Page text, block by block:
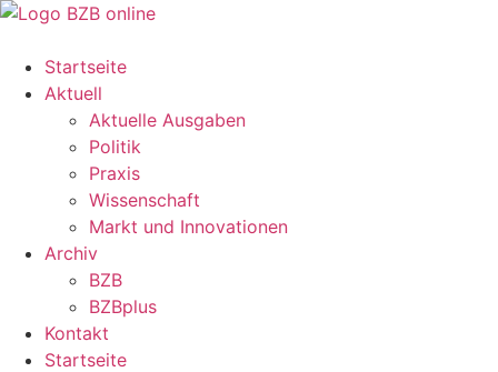
Startseite
Aktuell
Aktuelle Ausgaben
Politik
Praxis
Wissenschaft
Markt und Innovationen
Archiv
BZB
BZBplus
Kontakt
Startseite